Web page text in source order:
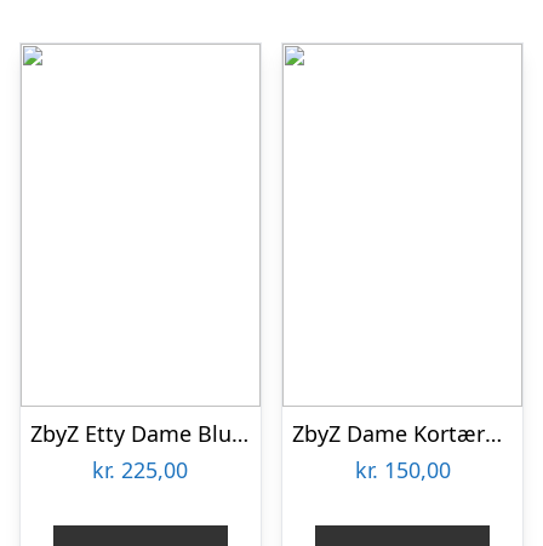
ZbyZ Etty Dame Bluse Plus Size – Purple – 50/52
kr. 225,00
ZbyZ Dame Kortærmet skjorte i hørmix Plus Size – Rose – 54/56
kr. 150,00